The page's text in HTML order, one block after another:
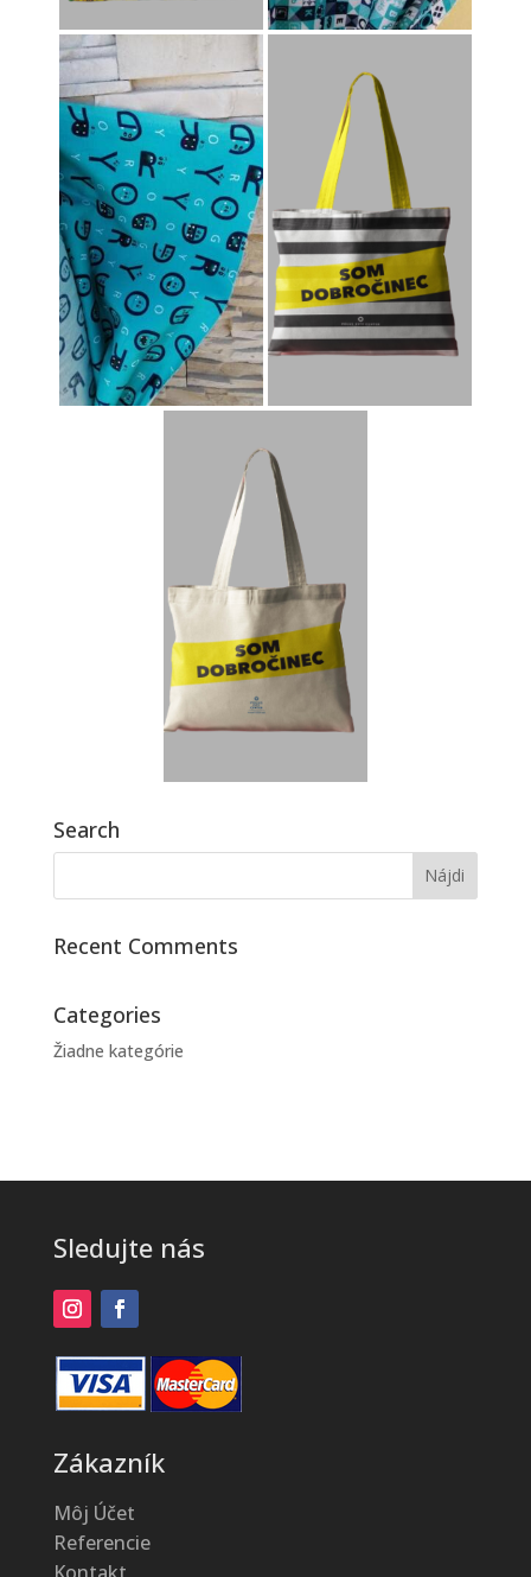
Search
Recent Comments
Categories
Žiadne kategórie
Sledujte nás
Zákazník
Môj Účet
Referencie